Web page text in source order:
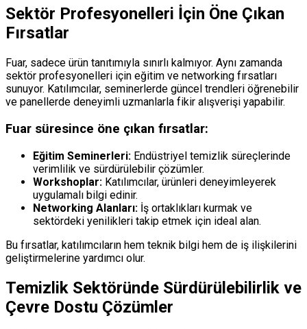
Sektör Profesyonelleri İçin Öne Çıkan
Fırsatlar
Fuar, sadece ürün tanıtımıyla sınırlı kalmıyor. Aynı zamanda
sektör profesyonelleri için eğitim ve networking fırsatları
sunuyor. Katılımcılar, seminerlerde güncel trendleri öğrenebilir
ve panellerde deneyimli uzmanlarla fikir alışverişi yapabilir.
Fuar süresince öne çıkan fırsatlar:
Eğitim Seminerleri: Endüstriyel temizlik süreçlerinde
verimlilik ve sürdürülebilir çözümler.
Workshoplar: Katılımcılar, ürünleri deneyimleyerek
uygulamalı bilgi edinir.
Networking Alanları: İş ortaklıkları kurmak ve
sektördeki yenilikleri takip etmek için ideal alan.
Bu fırsatlar, katılımcıların hem teknik bilgi hem de iş ilişkilerini
geliştirmelerine yardımcı olur.
Temizlik Sektöründe Sürdürülebilirlik ve
Çevre Dostu Çözümler